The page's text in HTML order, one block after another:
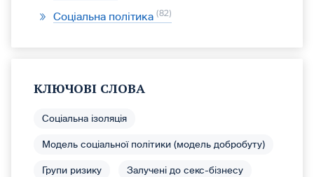
Соціальна політика 82
КЛЮЧОВІ СЛОВА
Соціальна ізоляція
Модель соціальної політики (модель добробуту)
Групи ризику Залучені до секс-бізнесу